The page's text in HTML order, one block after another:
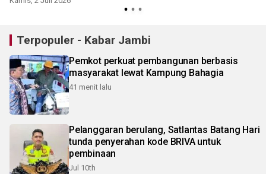
Terpopuler - Kabar Jambi
Pemkot perkuat pembangunan berbasis
masyarakat lewat Kampung Bahagia
41 menit lalu
Pelanggaran berulang, Satlantas Batang Hari
tunda penyerahan kode BRIVA untuk
pembinaan
Jul 10th